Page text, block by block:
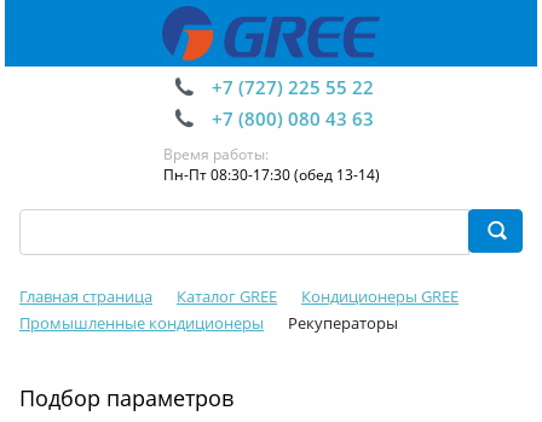
+7 (727) 225 55 22
+7 (800) 080 43 63
Время работы:
Пн-Пт 08:30-17:30 (обед 13-14)
Главная страница Каталог GREE
Кондиционеры GREE
Промышленные кондиционеры
Рекуператоры
Подбор параметров